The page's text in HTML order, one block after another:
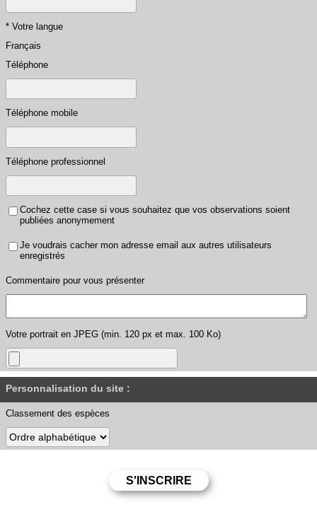
* Votre langue
Français
Téléphone
Téléphone mobile
Téléphone professionnel
Cochez cette case si vous souhaitez que vos observations soient
publiées anonymement
Je voudrais cacher mon adresse email aux autres utilisateurs
enregistrés
Commentaire pour vous présenter
Votre portrait en JPEG (min. 120 px et max. 100 Ko)
Personnalisation du site :
Classement des espèces